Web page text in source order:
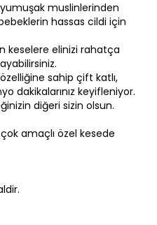
muslinlerinden
hassas cildi için
keselere elinizi rahatça
sahip çift katlı,
dakikalarınız keyifleniyor.
diğeri sizin olsun.
amaçlı özel kesede